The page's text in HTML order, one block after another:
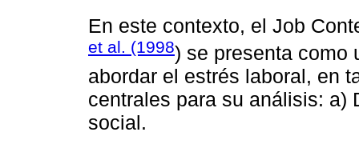
En este contexto, el Job
et al. (1998) se presenta como
abordar el estrés laboral, en
centrales para su análisis: a)
social.